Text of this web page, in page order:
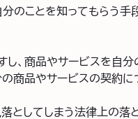
のことを知ってもらう手
し、商品やサービスを自
商品やサービスの契約に
としてしまう法律上の落